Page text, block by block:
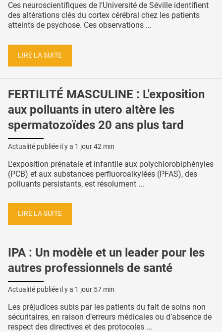
Ces neuroscientifiques de l’Université de Séville identifient
des altérations clés du cortex cérébral chez les patients
atteints de psychose. Ces observations ...
LIRE LA SUITE
FERTILITÉ MASCULINE : L'exposition
aux polluants in utero altère les
spermatozoïdes 20 ans plus tard
Actualité publiée il y a 1 jour 42 min
L'exposition prénatale et infantile aux polychlorobiphényles
(PCB) et aux substances perfluoroalkylées (PFAS), des
polluants persistants, est résolument ...
LIRE LA SUITE
IPA : Un modèle et un leader pour les
autres professionnels de santé
Actualité publiée il y a 1 jour 57 min
Les préjudices subis par les patients du fait de soins non
sécuritaires, en raison d’erreurs médicales ou d’absence de
respect des directives et des protocoles ...